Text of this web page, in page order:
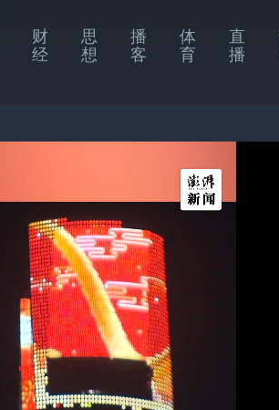
财
经
思
想
播
客
体
育
直
播